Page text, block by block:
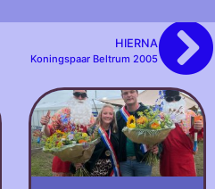
HIERNA
Koningspaar Beltrum 2005